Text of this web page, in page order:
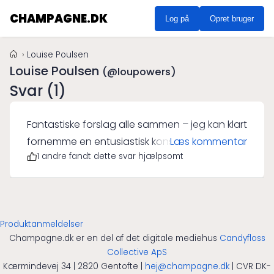
CHAMPAGNE.DK Log på Opret bruger
Louise Poulsen
Louise Poulsen (@loupowers)
Svar (1)
Fantastiske forslag alle sammen – jeg kan klart
fornemme en entusiastisk konsensus omkring
skaldyr og champagne, samt en kærlighed
for dets paring med ost og tapas. Jeg vil dog
jeg har haft stor glæde af, er champagne og
stegt foie gras. Dette kan virke overraskende,
da foie gras er så rig på smag og tekstur. Men
Læs kommentar
1 andre fandt dette svar hjælpsomt
Produktanmeldelser
Champagne.dk er en del af det digitale mediehus Candyfloss
Collective ApS
Kærmindevej 34 | 2820 Gentofte | hej@champagne.dk | CVR DK-